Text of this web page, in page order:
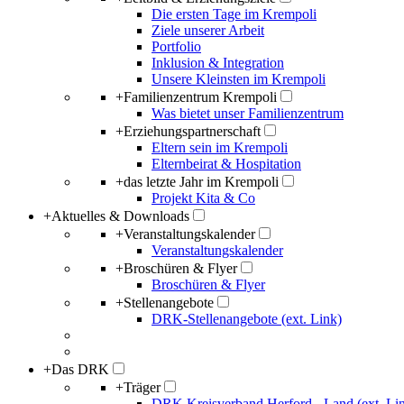
Die ersten Tage im Krempoli
Ziele unserer Arbeit
Portfolio
Inklusion & Integration
Unsere Kleinsten im Krempoli
+Familienzentrum Krempoli
Was bietet unser Familienzentrum
+Erziehungspartnerschaft
Eltern sein im Krempoli
Elternbeirat & Hospitation
+das letzte Jahr im Krempoli
Projekt Kita & Co
+Aktuelles & Downloads
+Veranstaltungskalender
Veranstaltungskalender
+Broschüren & Flyer
Broschüren & Flyer
+Stellenangebote
DRK-Stellenangebote (ext. Link)
+Das DRK
+Träger